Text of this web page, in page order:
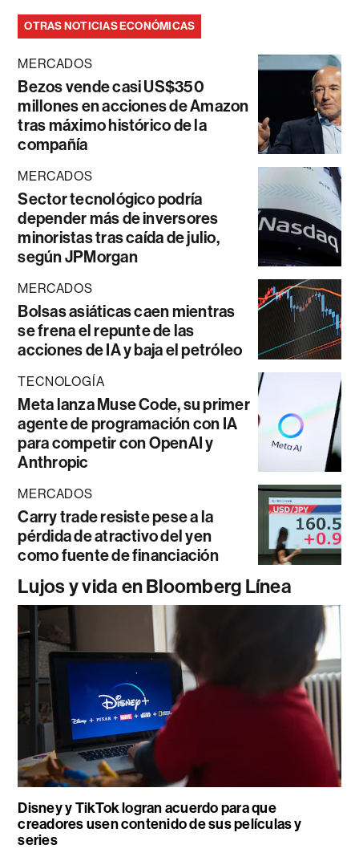
OTRAS NOTICIAS ECONÓMICAS
MERCADOS
Bezos vende casi US$350
millones en acciones de Amazon
tras máximo histórico de la
compañía
MERCADOS
Sector tecnológico podría
depender más de inversores
minoristas tras caída de julio,
según JPMorgan
MERCADOS
Bolsas asiáticas caen mientras
se frena el repunte de las
acciones de IA y baja el petróleo
TECNOLOGÍA
Meta lanza Muse Code, su primer
agente de programación con IA
para competir con OpenAI y
Anthropic
MERCADOS
Carry trade resiste pese a la
pérdida de atractivo del yen
como fuente de financiación
Lujos y vida en Bloomberg Línea
Disney y TikTok logran acuerdo para que
creadores usen contenido de sus películas y
series